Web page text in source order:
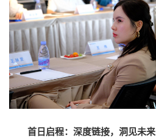
首日启程：深度链接，洞见未来